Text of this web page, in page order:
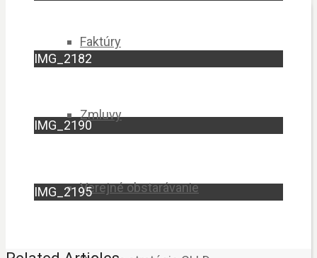
Faktúry
Zmluvy
Verejné obstarávanie
IMG_2182
IMG_2190
IMG_2195